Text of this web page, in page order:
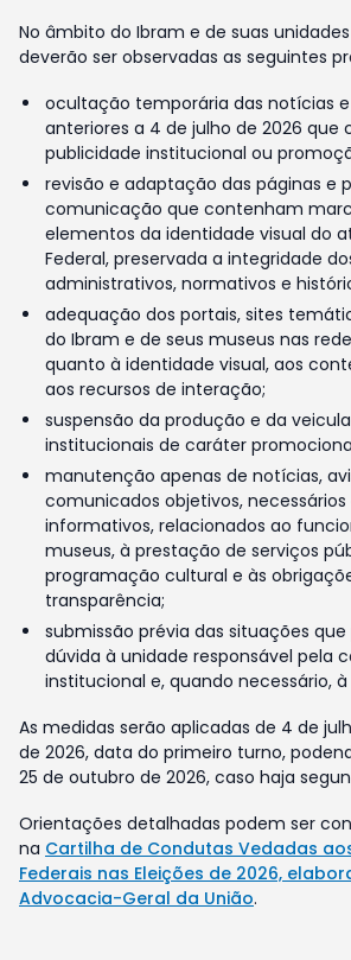
No âmbito do Ibram e de suas
deverão ser observadas as seguintes
ocultação temporária das notícias
anteriores a 4 de julho de 2026 que
publicidade institucional ou
revisão e adaptação das páginas e
comunicação que contenham
elementos da identidade visual do
Federal, preservada a integridade
administrativos, normativos e
adequação dos portais, sites
do Ibram e de seus museus nas
quanto à identidade visual, aos
aos recursos de interação;
suspensão da produção e da
institucionais de caráter
manutenção apenas de notícias,
comunicados objetivos,
informativos, relacionados ao
museus, à prestação de serviços
programação cultural e às
transparência;
submissão prévia das situações
dúvida à unidade responsável pela
institucional e, quando necessário,
As medidas serão aplicadas de 4 de
de 2026, data do primeiro turno,
25 de outubro de 2026, caso haja
Orientações detalhadas podem ser
na Cartilha de Condutas Vedadas
Federais nas Eleições de 2026,
Advocacia-Geral da União.